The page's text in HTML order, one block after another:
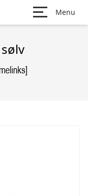
Menu